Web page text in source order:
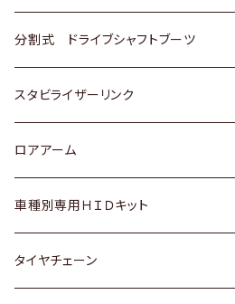
三菱
スバル
スバル
日産
いすゞ
ダイハツ
マツダ
三菱
ホンダ
スズキ
日産
ダイハツ
マツダ
トヨタ
ホンダ
スズキ
日産
いすゞ
分割式 ドライブシャフトブーツ
トヨタ
ホンダ
スズキ
日産
スタビライザーリンク
トヨタ
ホンダ
スズキ
ロアアーム
ホンダ
スズキ
車種別専用ＨＩＤキット
トヨタ
タイヤチェーン